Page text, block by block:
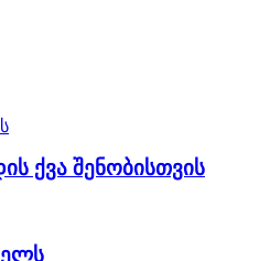
ქვა შენობისთვის